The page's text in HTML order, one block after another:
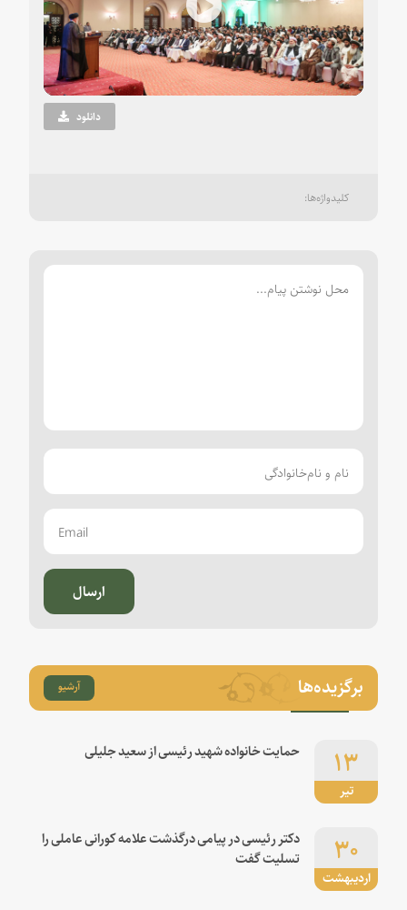
Play
Video دانلود
ارسال
برگزیده‌ها آرشیو
تیر
۱۳ حمایت خانواده شهید رئیسی از سعید جلیلی
اردیبهشت
۳۰
دکتر رئیسی در پیامی درگذشت علامه کورانی عاملی را
تسلیت گفت